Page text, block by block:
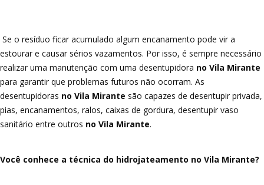
Se o resíduo ficar acumulado algum encanamento pode vir a
estourar e causar sérios vazamentos. Por isso, é sempre necessário
realizar uma manutenção com uma desentupidora no Vila Mirante
para garantir que problemas futuros não ocorram. As
desentupidoras no Vila Mirante são capazes de desentupir privada,
pias, encanamentos, ralos, caixas de gordura, desentupir vaso
sanitário entre outros no Vila Mirante.
Você conhece a técnica do hidrojateamento no Vila Mirante?